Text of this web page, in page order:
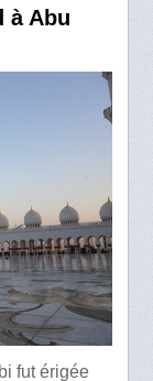
à Abu
fut érigée